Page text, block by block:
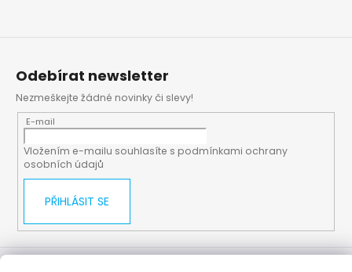
Odebírat newsletter
Nezmeškejte žádné novinky či slevy!
E-mail
Vložením e-mailu souhlasíte s podmínkami ochrany
osobních údajů
PŘIHLÁSIT SE